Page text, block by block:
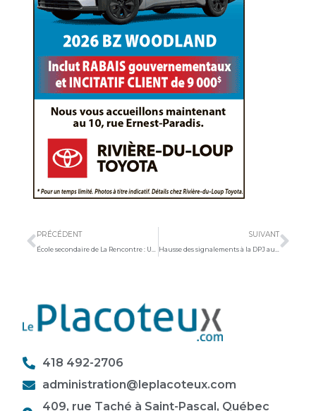
PRÉCÉDENT SUIVANT
418 492-2706
administration@leplacoteux.com
409, rue Taché à Saint-Pascal, Québec